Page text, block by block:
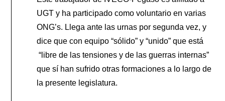
UGT y ha participado como voluntario en varias
ONG’s. Llega ante las urnas por segunda vez, y
dice que con equipo “sólido” y “unido” que está
“libre de las tensiones y de las guerras internas”
que sí han sufrido otras formaciones a lo largo de
la presente legislatura.